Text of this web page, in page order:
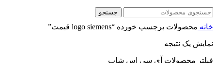
جستجو
خانه محصولات برچسب خورده “logo siemens قیمت”
نمایش یک نتیجه
فیلتر محصولات آی سی اِس شاپ